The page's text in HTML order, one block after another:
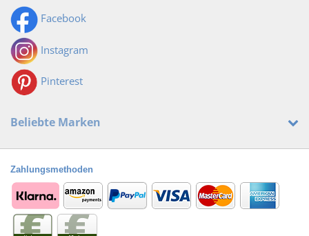
Facebook
Instagram
Pinterest
Beliebte Marken
Zahlungsmethoden